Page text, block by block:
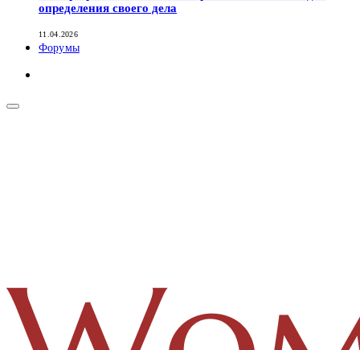
определения своего дела
11.04.2026
Форумы